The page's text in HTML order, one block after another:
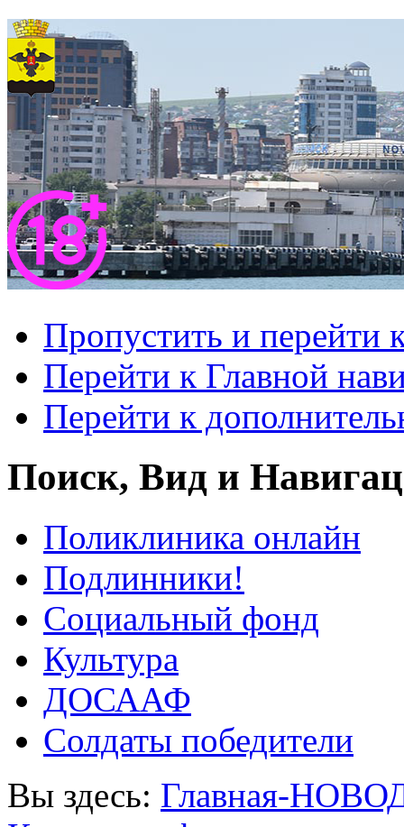
Пропустить и перейти
Перейти к Главной
Перейти к
Поиск, Вид и
Поликлиника онлайн
Подлинники!
Социальный фонд
Культура
ДОСААФ
Солдаты победители
Вы здесь: Главная-